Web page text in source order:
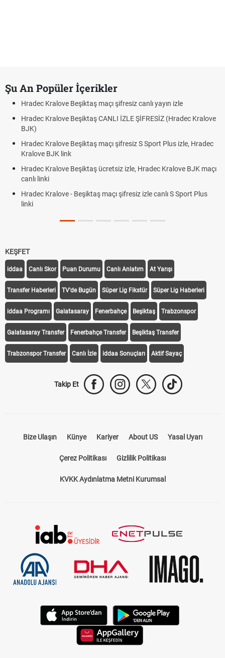
Şu An Popüler İçerikler
Hradec Kralove Beşiktaş maçı şifresiz canlı yayın izle
Hradec Kralove Beşiktaş CANLI İZLE ŞİFRESİZ (Hradec Kralove
BJK)
Hradec Kralove Beşiktaş maçı şifresiz S Sport Plus izle, Hradec
Kralove BJK link
Hradec Kralove Beşiktaş ücretsiz izle, Hradec Kralove BJK maçı
canlı linki
Hradec Kralove - Beşiktaş maçı şifresiz izle canlı S Sport Plus
linki
KEŞFET
iddaa Canlı Skor Puan Durumu Canlı Anlatım At Yarışı
Transfer Haberleri TV'de Bugün Süper Lig Fikstür Süper Lig Haberleri
iddaa Programı Galatasaray Fenerbahçe Beşiktaş Trabzonspor
Galatasaray Transfer Fenerbahçe Transfer Beşiktaş Transfer
Trabzonspor Transfer Canlı İzle iddaa Sonuçları Aktif Sayaç
Takip Et
Bize Ulaşın Künye Kariyer About US Yasal Uyarı
Çerez Politikası Gizlilik Politikası
KVKK Aydınlatma Metni Kurumsal